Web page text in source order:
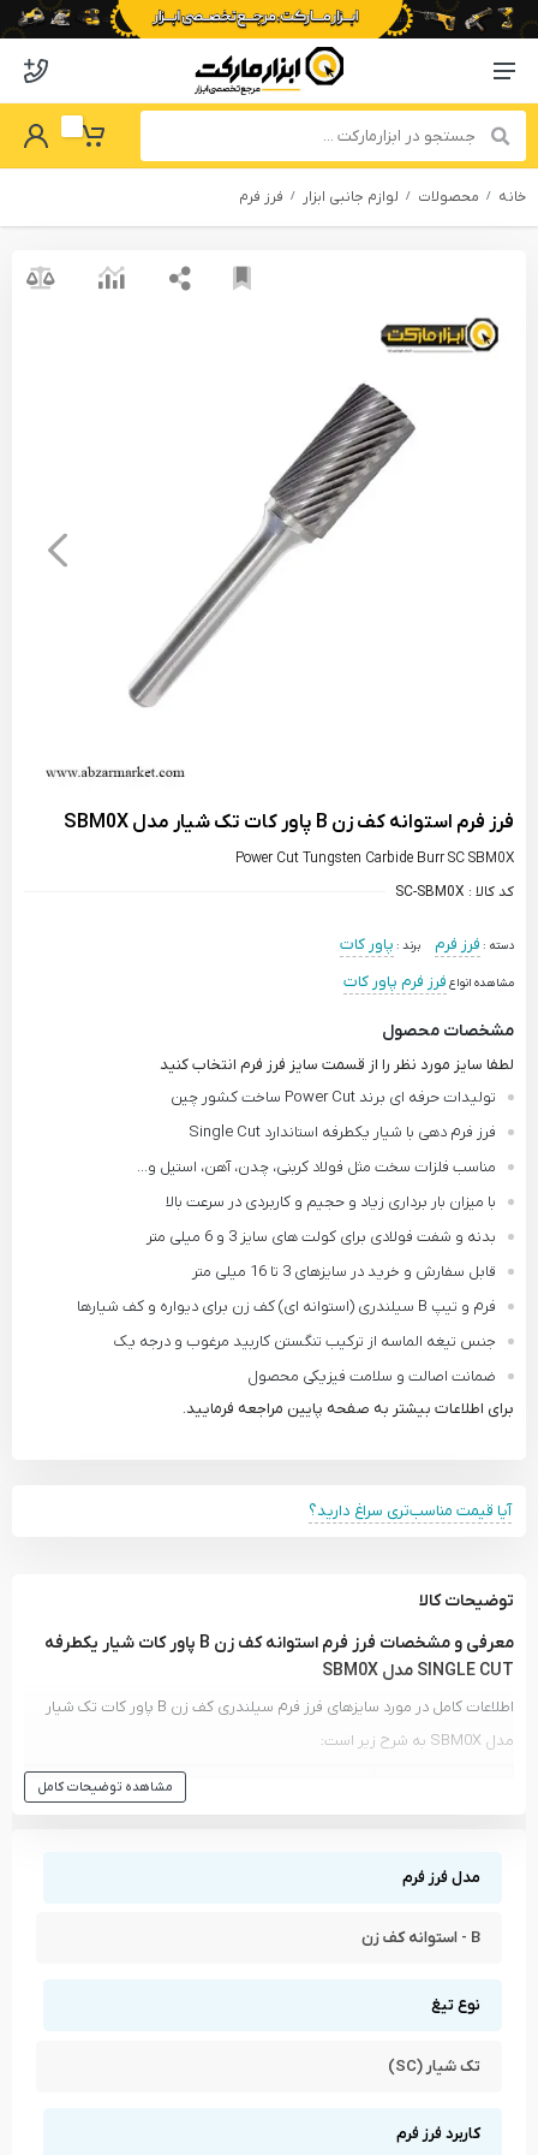
Menu Navigation
My Basket
Password
خانه محصولات لوازم جانبی ابزار فرز فرم
فرز فرم استوانه کف زن B پاور کات تک شیار مدل SBM0X
Power Cut Tungsten Carbide Burr SC SBM0X
کد کالا : SC-SBM0X
دسته : فرز فرم برند : پاور کات
مشاهده انواع فرز فرم پاور کات
مشخصات محصول
لطفا سایز مورد نظر را از قسمت سایز فرز فرم انتخاب کنید
تولیدات حرفه ای برند Power Cut ساخت کشور چین
فرز فرم دهی با شیار یکطرفه استاندارد Single Cut
مناسب فلزات سخت مثل فولاد کربنی، چدن، آهن، استیل و...
با میزان بار برداری زیاد و حجیم و کاربردی در سرعت بالا
بدنه و شفت فولادی برای کولت های سایز 3 و 6 میلی متر
قابل سفارش و خرید در سایزهای 3 تا 16 میلی متر
فرم و تیپ B سیلندری (استوانه ای) کف زن برای دیواره و کف شیارها
جنس تیغه الماسه از ترکیب تنگستن کاربید مرغوب و درجه یک
ضمانت اصالت و سلامت فیزیکی محصول
برای اطلاعات بیشتر به صفحه پایین مراجعه فرمایید.
آیا قیمت مناسب‌تری سراغ دارید؟
توضیحات کالا
معرفی و مشخصات فرز فرم استوانه کف زن B پاور کات شیار یکطرفه
SINGLE CUT مدل SBM0X
اطلاعات کامل در مورد سایزهای فرز فرم سیلندری کف زن B پاور کات تک شیار
مدل SBM0X به شرح زیر است:
سایز دنباله (میلی متر)
SB0820M06X-45
SB1020M06X-45
SB1225M06X-45
مشاهده توضیحات کامل
مدل فرز فرم
B - استوانه کف زن
نوع تیغ
تک شیار (SC)
کاربرد فرز فرم